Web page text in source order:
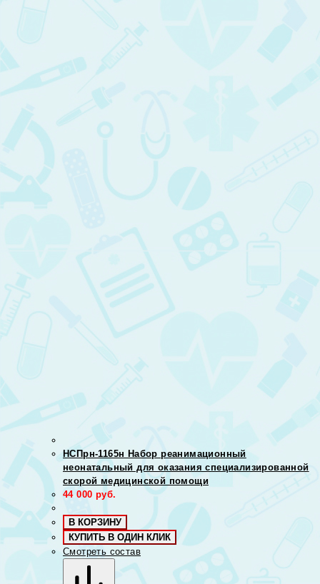
НСПрн-1165н Набор реанимационный
неонатальный для оказания специализированной
скорой медицинской помощи
44 000 руб.
В КОРЗИНУ
КУПИТЬ В ОДИН КЛИК
Смотреть состав